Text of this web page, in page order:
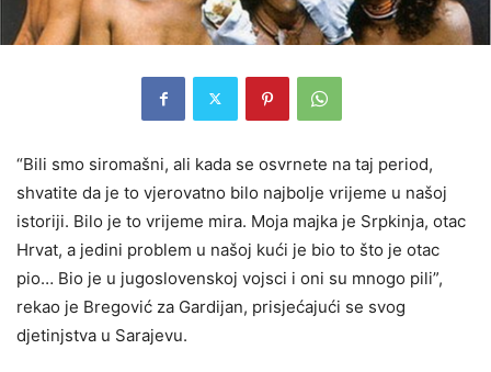
“Bili smo siromašni, ali kada se osvrnete na taj period,
shvatite da je to vjerovatno bilo najbolje vrijeme u našoj
istoriji. Bilo je to vrijeme mira. Moja majka je Srpkinja, otac
Hrvat, a jedini problem u našoj kući je bio to što je otac
pio… Bio je u jugoslovenskoj vojsci i oni su mnogo pili”,
rekao je Bregović za Gardijan, prisjećajući se svog
djetinjstva u Sarajevu.